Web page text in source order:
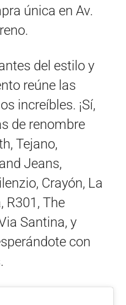
única en Av.
del estilo y
reúne las
increíbles. ¡Sí,
de renombre
Tejano,
Jeans,
Crayón, La
R301, The
Santina, y
con